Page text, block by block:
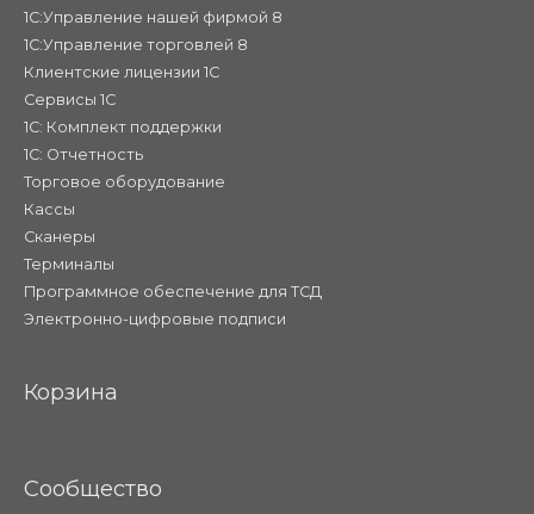
1С:Управление нашей фирмой 8
1С:Управление торговлей 8
Клиентские лицензии 1С
Сервисы 1С
1С: Комплект поддержки
1С: Отчетность
Торговое оборудование
Кассы
Сканеры
Терминалы
Программное обеспечение для ТСД
Электронно-цифровые подписи
Корзина
Сообщество